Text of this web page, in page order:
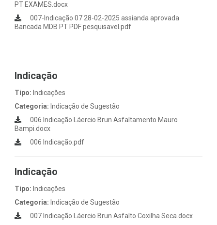
PT EXAMES.docx
007-Indicação 07 28-02-2025 assianda aprovada
Bancada MDB PT PDF pesquisavel.pdf
Indicação
Tipo: Indicações
Categoria: Indicação de Sugestão
006 Indicação Láercio Brun Asfaltamento Mauro
Bampi.docx
006 Indicação.pdf
Indicação
Tipo: Indicações
Categoria: Indicação de Sugestão
007 Indicação Láercio Brun Asfalto Coxilha Seca.docx